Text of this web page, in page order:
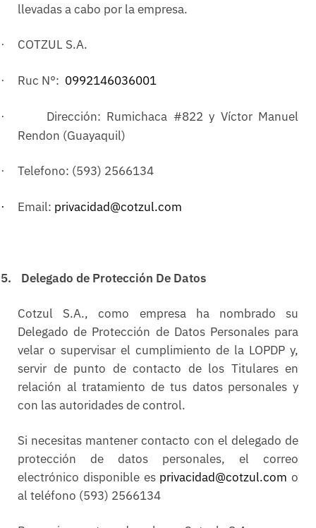
llevadas a cabo por la empresa.
· COTZUL S.A.
· Ruc N°: 0992146036001
·
Dirección: Rumichaca #822 y Víctor Manuel
Rendon (Guayaquil)
· Telefono: (593) 2566134
· Email: privacidad@cotzul.com
5. Delegado de Protección De Datos
Cotzul S.A., como empresa ha nombrado su
Delegado de Protección de Datos Personales para
velar o supervisar el cumplimiento de la LOPDP y,
servir de punto de contacto de los Titulares en
relación al tratamiento de tus datos personales y
con las autoridades de control.
Si necesitas mantener contacto con el delegado de
protección de datos personales, el correo
electrónico disponible es privacidad@cotzul.com o
al teléfono (593) 2566134